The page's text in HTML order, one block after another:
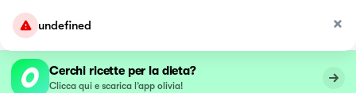
undefined
Cerchi ricette per la dieta?
Clicca qui e scarica l’app olivia!